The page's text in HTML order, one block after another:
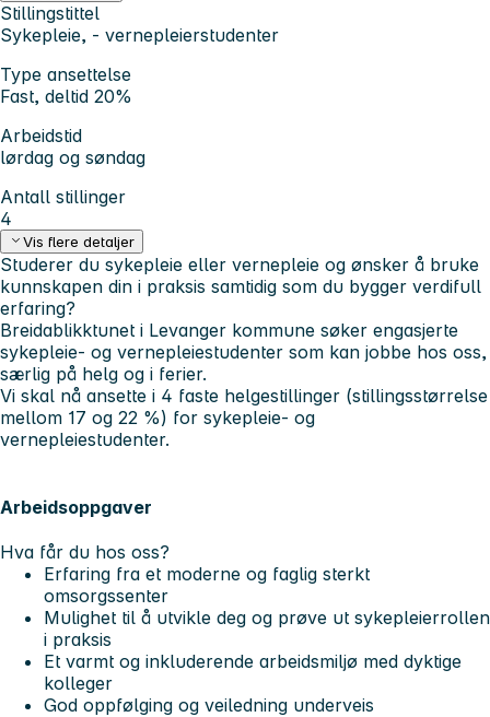
Stillingstittel
Sykepleie, - vernepleierstudenter
Type ansettelse
Fast, deltid 20%
Arbeidstid
lørdag og søndag
Antall stillinger
4
Vis flere detaljer
Studerer du sykepleie eller vernepleie og ønsker å bruke
kunnskapen din i praksis samtidig som du bygger verdifull
erfaring?
Breidablikktunet i Levanger kommune søker engasjerte
sykepleie- og vernepleiestudenter som kan jobbe hos oss,
særlig på helg og i ferier.
Vi skal nå ansette i 4 faste helgestillinger (stillingsstørrelse
mellom 17 og 22 %) for sykepleie- og
vernepleiestudenter.
Arbeidsoppgaver
Hva får du hos oss?
Erfaring fra et moderne og faglig sterkt
omsorgssenter
Mulighet til å utvikle deg og prøve ut sykepleierrollen
i praksis
Et varmt og inkluderende arbeidsmiljø med dyktige
kolleger
God oppfølging og veiledning underveis